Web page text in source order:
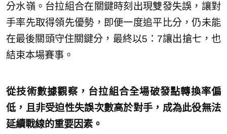
分水嶺。台拉組合在關鍵時刻出現雙發失誤，讓對
手率先取得領先優勢，即便一度追平比分，仍未能
在最後關頭守住關鍵分，最終以5：7讓出搶七，也
結束本場賽事。
從技術數據觀察，台拉組合全場破發點轉換率偏
低，且非受迫性失誤次數高於對手，成為此役無法
延續戰線的重要因素。